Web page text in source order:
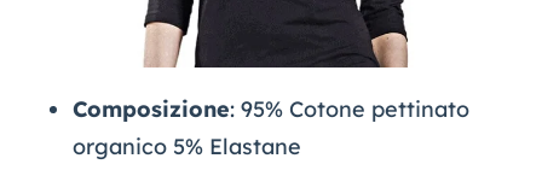
Composizione: 95% Cotone pettinato
organico 5% Elastane